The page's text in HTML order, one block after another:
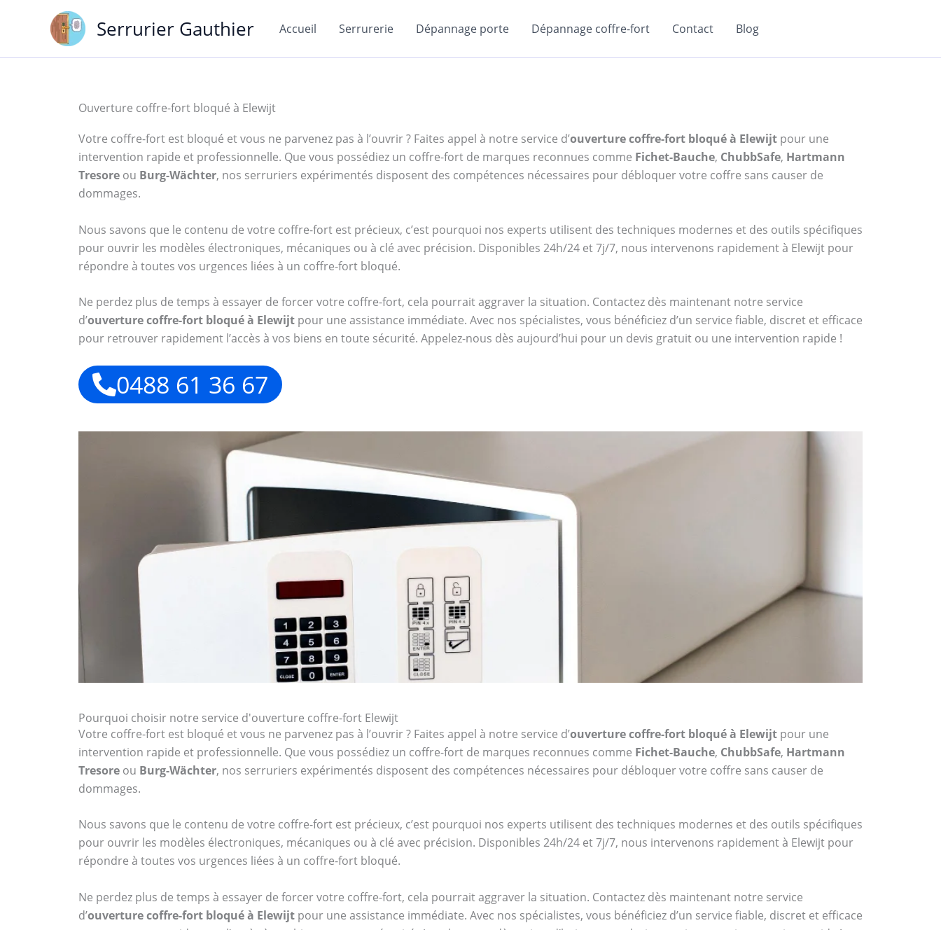
Serrurier Gauthier Accueil Serrurerie Dépannage porte Dépannage coffre-fort Contact Blog
Ouverture coffre-fort bloqué à Elewijt
Votre coffre-fort est bloqué et vous ne parvenez pas à l’ouvrir ? Faites appel à notre service d’ouverture coffre-fort bloqué à Elewijt pour une
intervention rapide et professionnelle. Que vous possédiez un coffre-fort de marques reconnues comme Fichet-Bauche, ChubbSafe, Hartmann
Tresore ou Burg-Wächter, nos serruriers expérimentés disposent des compétences nécessaires pour débloquer votre coffre sans causer de
dommages.
Nous savons que le contenu de votre coffre-fort est précieux, c’est pourquoi nos experts utilisent des techniques modernes et des outils spécifiques
pour ouvrir les modèles électroniques, mécaniques ou à clé avec précision. Disponibles 24h/24 et 7j/7, nous intervenons rapidement à Elewijt pour
répondre à toutes vos urgences liées à un coffre-fort bloqué.
Ne perdez plus de temps à essayer de forcer votre coffre-fort, cela pourrait aggraver la situation. Contactez dès maintenant notre service
d’ouverture coffre-fort bloqué à Elewijt pour une assistance immédiate. Avec nos spécialistes, vous bénéficiez d’un service fiable, discret et efficace
pour retrouver rapidement l’accès à vos biens en toute sécurité. Appelez-nous dès aujourd’hui pour un devis gratuit ou une intervention rapide !
0488 61 36 67
Pourquoi choisir notre service d'ouverture coffre-fort Elewijt
Votre coffre-fort est bloqué et vous ne parvenez pas à l’ouvrir ? Faites appel à notre service d’ouverture coffre-fort bloqué à Elewijt pour une
intervention rapide et professionnelle. Que vous possédiez un coffre-fort de marques reconnues comme Fichet-Bauche, ChubbSafe, Hartmann
Tresore ou Burg-Wächter, nos serruriers expérimentés disposent des compétences nécessaires pour débloquer votre coffre sans causer de
dommages.
Nous savons que le contenu de votre coffre-fort est précieux, c’est pourquoi nos experts utilisent des techniques modernes et des outils spécifiques
pour ouvrir les modèles électroniques, mécaniques ou à clé avec précision. Disponibles 24h/24 et 7j/7, nous intervenons rapidement à Elewijt pour
répondre à toutes vos urgences liées à un coffre-fort bloqué.
Ne perdez plus de temps à essayer de forcer votre coffre-fort, cela pourrait aggraver la situation. Contactez dès maintenant notre service
d’ouverture coffre-fort bloqué à Elewijt pour une assistance immédiate. Avec nos spécialistes, vous bénéficiez d’un service fiable, discret et efficace